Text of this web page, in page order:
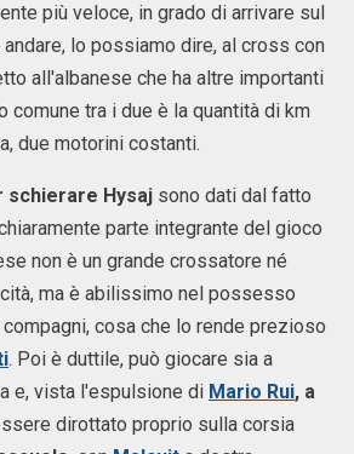
più veloce, in grado di arrivare sul
lo possiamo dire, al cross con
all'albanese che ha altre importanti
comune tra i due è la quantità di km
due motorini costanti.
schierare Hysaj sono dati dal fatto
parte integrante del gioco
non è un grande crossatore né
ma è abilissimo nel possesso
cosa che lo rende prezioso
. Poi è duttile, può giocare sia a
e, vista l'espulsione di Mario Rui, a
dirottato proprio sulla corsia